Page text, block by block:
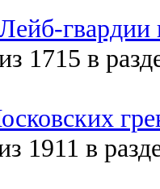
гвардии
1715 в
1911 в